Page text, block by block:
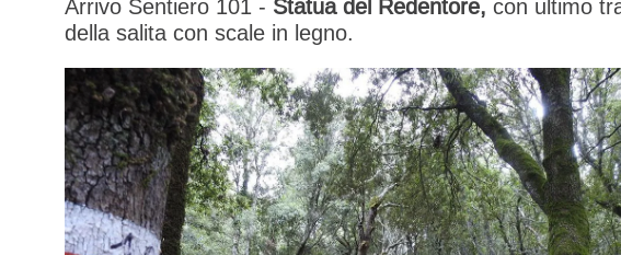
Arrivo Sentiero 101 - Statua del Redentore, con ultimo
della salita con scale in legno.